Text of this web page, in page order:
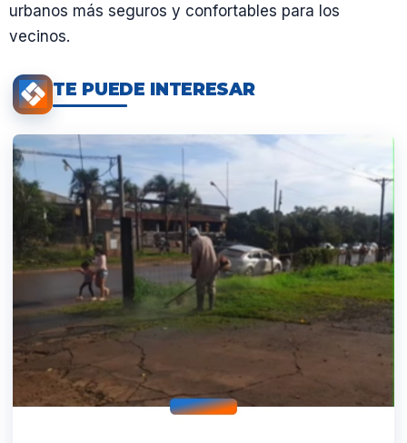
urbanos más seguros y confortables para los
vecinos.
TE PUEDE INTERESAR